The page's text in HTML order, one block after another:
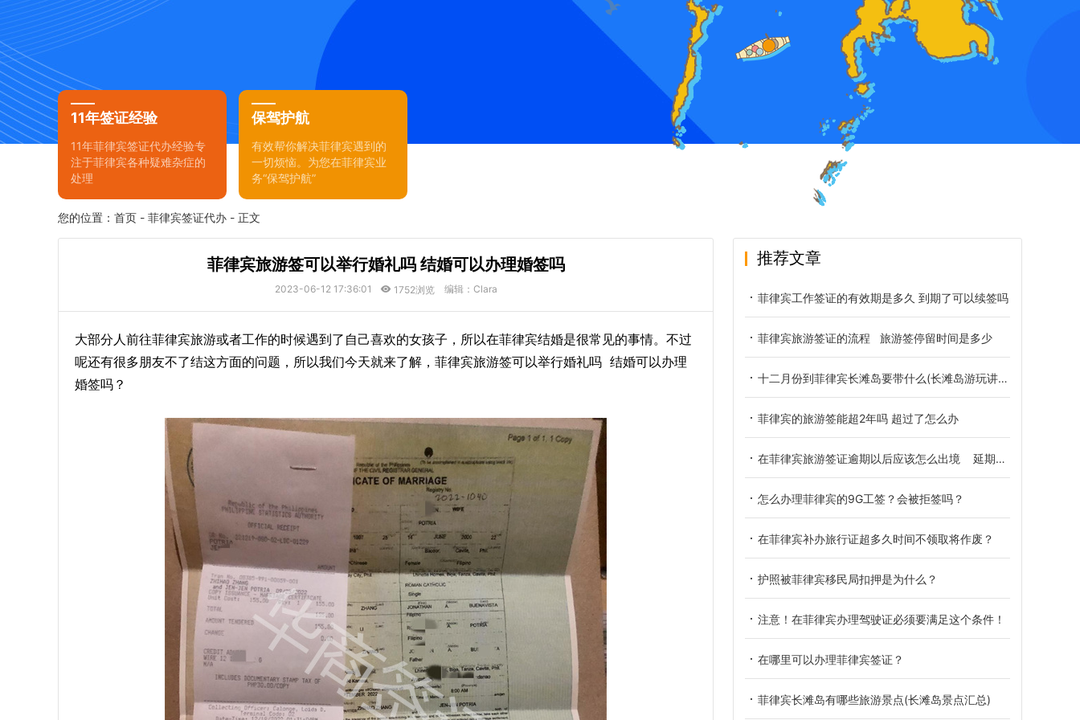
11年签证经验
11年菲律宾签证代办经验专
注于菲律宾各种疑难杂症的
处理
保驾护航
有效帮你解决菲律宾遇到的
一切烦恼。为您在菲律宾业
务“保驾护航”
您的位置： 首页 - 菲律宾签证代办 - 正文
菲律宾旅游签可以举行婚礼吗 结婚可以办理婚签吗
2023-06-12 17:36:01 1752浏览 编辑：Clara
大部分人前往菲律宾旅游或者工作的时候遇到了自己喜欢的女孩子，所以在菲律宾结婚是很常见的事情。不过
呢还有很多朋友不了结这方面的问题，所以我们今天就来了解，菲律宾旅游签可以举行婚礼吗 结婚可以办理
婚签吗？
推荐文章
菲律宾工作签证的有效期是多久 到期了可以续签吗
菲律宾旅游签证的流程 旅游签停留时间是多少
十二月份到菲律宾长滩岛要带什么(长滩岛游玩讲解)
菲律宾的旅游签能超2年吗 超过了怎么办
在菲律宾旅游签证逾期以后应该怎么出境 延期需要的材料
怎么办理菲律宾的9G工签？会被拒签吗？
在菲律宾补办旅行证超多久时间不领取将作废？
护照被菲律宾移民局扣押是为什么？
注意！在菲律宾办理驾驶证必须要满足这个条件！
在哪里可以办理菲律宾签证？
菲律宾长滩岛有哪些旅游景点(长滩岛景点汇总)